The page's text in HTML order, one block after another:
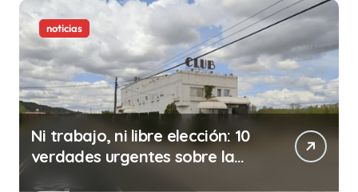
noticias
Ni trabajo, ni libre elección: 10
verdades urgentes sobre la